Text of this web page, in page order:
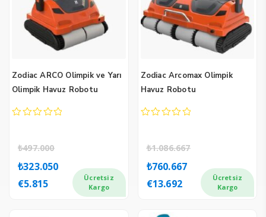
Zodiac ARCO Olimpik ve Yarı
Olimpik Havuz Robotu
₺497.000
Orijinal
fiyat:
₺497.000.
₺323.050Şu
andaki
fiyat:
₺323.050.
€5.815
Ücretsiz
Kargo
Zodiac Arcomax Olimpik
Havuz Robotu
₺1.086.667
Orijinal
fiyat:
₺1.086.667.
₺760.667Şu
andaki
fiyat:
€13.692
Ücretsiz
Kargo